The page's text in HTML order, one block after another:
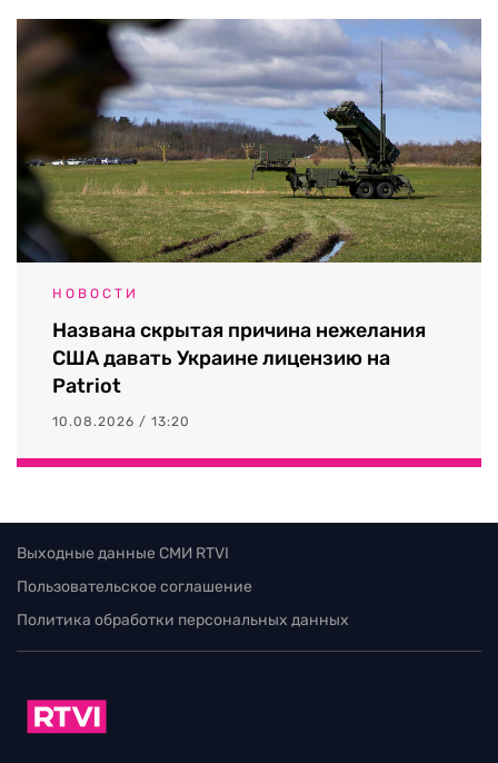
НОВОСТИ
Названа скрытая причина нежелания
США давать Украине лицензию на
Patriot
10.08.2026 / 13:20
Выходные данные СМИ RTVI
Пользовательское соглашение
Политика обработки персональных данных